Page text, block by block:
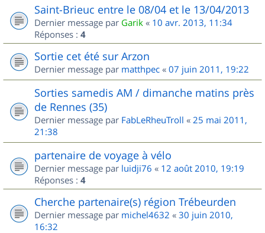
Saint-Brieuc entre le 08/04 et le 13/04/2013
Dernier message par Garik « 10 avr. 2013, 11:34
Réponses : 4
Sortie cet été sur Arzon
Dernier message par matthpec « 07 juin 2011, 19:22
Sorties samedis AM / dimanche matins près
de Rennes (35)
Dernier message par FabLeRheuTroll « 25 mai 2011,
21:38
partenaire de voyage à vélo
Dernier message par luidji76 « 12 août 2010, 19:19
Réponses : 4
Cherche partenaire(s) région Trébeurden
Dernier message par michel4632 « 30 juin 2010,
16:32